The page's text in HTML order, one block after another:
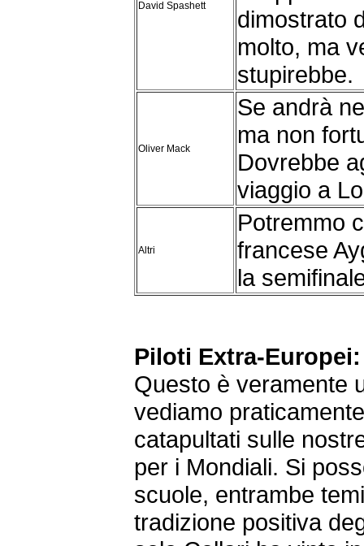
David Spashett
dimostrato
molto, ma
stupirebbe.
Oliver Mack
Se andrà
ma non
Dovrebbe
viaggio a
Altri
Potremmo
francese
la
Piloti Extra-Europei:
Questo è veramente
vediamo
catapultati sulle
per i Mondiali. Si
scuole, entrambe
tradizione positiva